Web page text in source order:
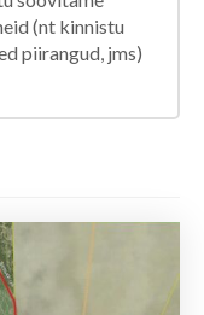
(nt kinnistu
piirangud, jms)